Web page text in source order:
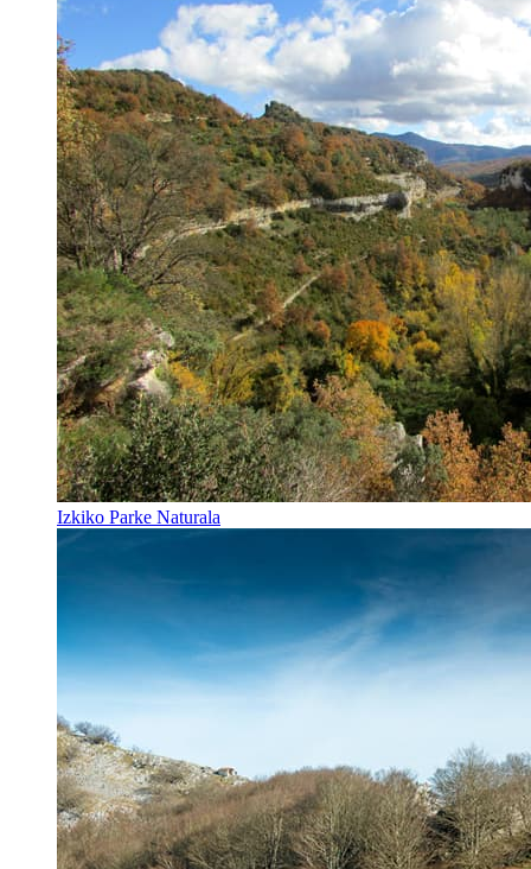
Izkiko Parke Naturala